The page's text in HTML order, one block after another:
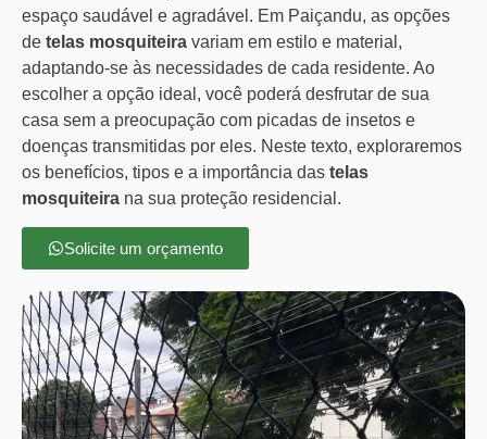
espaço saudável e agradável. Em Paiçandu, as opções
de telas mosquiteira variam em estilo e material,
adaptando-se às necessidades de cada residente. Ao
escolher a opção ideal, você poderá desfrutar de sua
casa sem a preocupação com picadas de insetos e
doenças transmitidas por eles. Neste texto, exploraremos
os benefícios, tipos e a importância das telas
mosquiteira na sua proteção residencial.
Solicite um orçamento